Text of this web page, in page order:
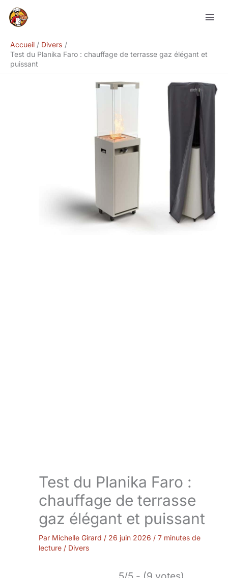
Accueil
Divers
Test du Planika Faro : chauffage de terrasse gaz élégant et
puissant
Test du Planika Faro :
chauffage de terrasse
gaz élégant et puissant
Par Michelle Girard / 26 juin 2026 / 7 minutes de
lecture / Divers
Rechercher